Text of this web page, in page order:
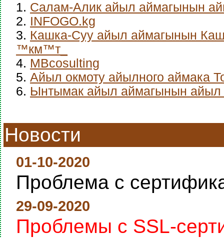
1. Салам-Алик айыл аймагынын
2. INFOGO.kg
3. Кашка-Суу айыл аймагынын
™км™т_
4. MBcosulting
5. Айыл окмоту айылного аймака
6. Ынтымак айыл аймагынын айыл
Новости
01-10-2020
Проблема с
29-09-2020
Проблемы с SSL-